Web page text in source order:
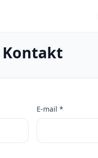
Kontakt
E-mail *